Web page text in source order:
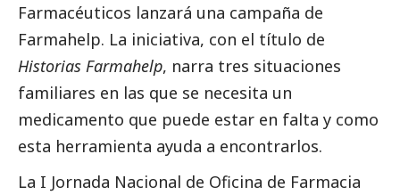
Farmacéuticos lanzará una campaña de
Farmahelp. La iniciativa, con el título de
Historias Farmahelp, narra tres situaciones
familiares en las que se necesita un
medicamento que puede estar en falta y como
esta herramienta ayuda a encontrarlos.
La I Jornada Nacional de Oficina de Farmacia